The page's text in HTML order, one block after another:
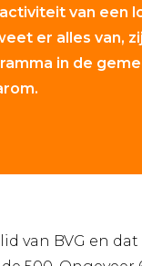
van een
er alles van,
in de
van BVG en